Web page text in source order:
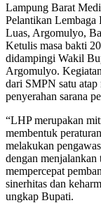
Lampung Barat
Pelantikan
Luas, Argomulyo,
Ketulis masa bakti
didampingi Wakil
Argomulyo.
dari SMPN satu
penyerahan sarana
“LHP merupakan
membentuk
melakukan
dengan menjalankan
mempercepat
sinerhitas dan
ungkap Bupati.